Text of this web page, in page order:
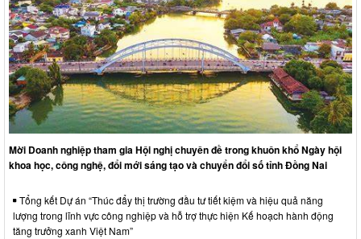
Mời Doanh nghiệp tham gia Hội nghị chuyên đề trong khuôn khổ Ngày hội
khoa học, công nghệ, đổi mới sáng tạo và chuyển đổi số tỉnh Đồng Nai
Tổng kết Dự án “Thúc đẩy thị trường đầu tư tiết kiệm và hiệu quả năng
lượng trong lĩnh vực công nghiệp và hỗ trợ thực hiện Kế hoạch hành động
tăng trưởng xanh Việt Nam”